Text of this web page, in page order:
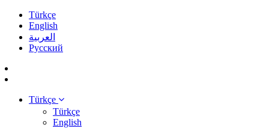
Türkçe
English
العربية
Pусский
Türkçe
Türkçe
English